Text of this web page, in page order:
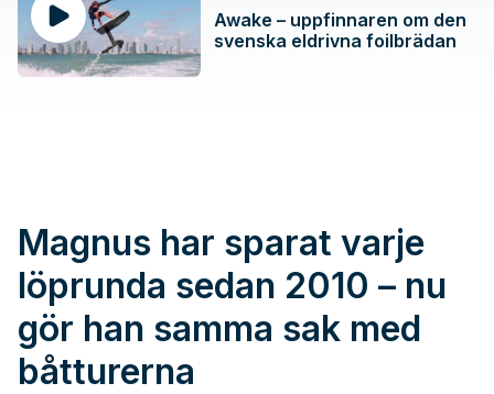
Awake – uppfinnaren om den
svenska eldrivna foilbrädan
Magnus har sparat varje
löprunda sedan 2010 – nu
gör han samma sak med
båtturerna